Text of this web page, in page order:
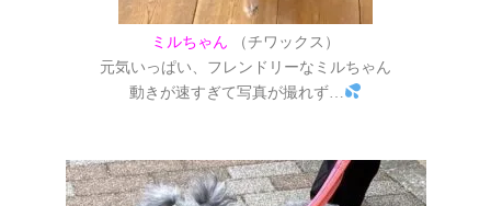
ミルちゃん （チワックス）
元気いっぱい、フレンドリーなミルちゃん
動きが速すぎて写真が撮れず…